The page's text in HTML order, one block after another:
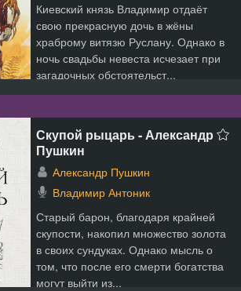
Киевский князь Владимир отдаёт
свою прекрасную дочь в жёны
храброму витязю Руслану. Однако в
ночь свадьбы невеста исчезает при
загадочных обстоятельст...
Скупой рыцарь - Александр
Пушкин
Александр Пушкин
Владимир Антоник
Старый барон, благодаря крайней
скупости, накопил множество золота
в своих сундуках. Однако мысль о
том, что после его смерти богатства
могут выйти из...